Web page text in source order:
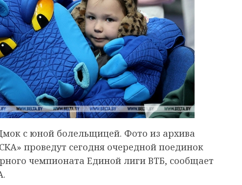
с юной болельщицей. Фото из архива
проведут сегодня очередной поединок
чемпионата Единой лиги ВТБ, сообщает